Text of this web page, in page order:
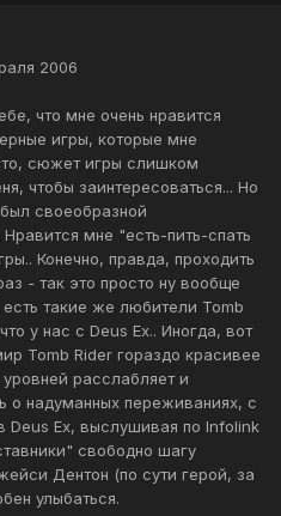
2006
что мне очень нравится
игры, которые мне
сюжет игры слишком
чтобы заинтересоваться... Но
своеобразной
мне "есть-пить-спать
Конечно, правда, проходить
- так это просто ну вообще
есть такие же любители Tomb
у нас с Deus Ex.. Иногда, вот
Tomb Rider гораздо красивее
расслабляет и
о надуманных переживаниях, с
Deus Ex, выслушивая по Infolink
свободно шагу
Дентон (по сути герой, за
улыбаться.